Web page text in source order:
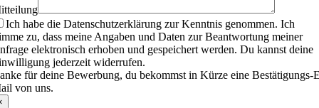
Ich habe die Datenschutzerklärung zur Kenntnis genommen. Ich
zu, dass meine Angaben und Daten zur Beantwortung meiner
elektronisch erhoben und gespeichert werden. Du kannst deine
jederzeit widerrufen.
für deine Bewerbung, du bekommst in Kürze eine Bestätigungs-
von uns.